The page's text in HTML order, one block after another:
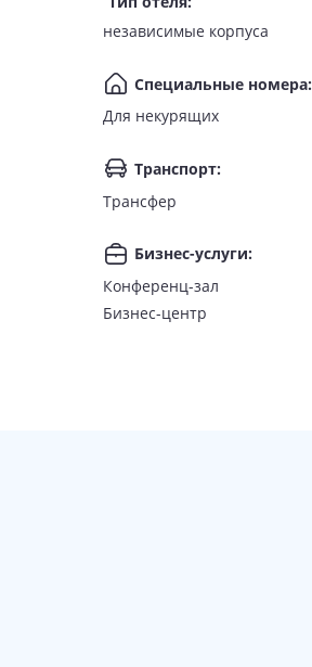
независимые корпуса
Специальные номера:
Для некурящих
Транспорт:
Трансфер
Бизнес-услуги:
Конференц-зал
Бизнес-центр